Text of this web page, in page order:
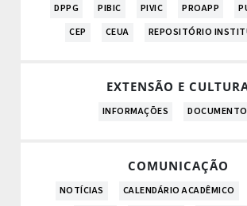
DPPG PIBIC PIVIC PROAPP
CEP
CEUA REPOSITÓRIO
EXTENSÃO E
INFORMAÇÕES
COMUNICAÇÃO
NOTÍCIAS CALENDÁRIO ACADÊMICO